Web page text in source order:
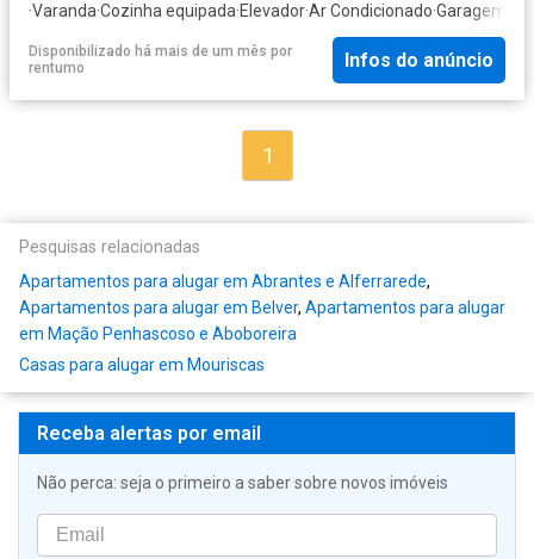
·Varanda·Cozinha equipada·Elevador·Ar Condicionado·Garagem
Disponibilizado há mais de um mês por
rentumo
Infos do anúncio
1
Pesquisas relacionadas
Apartamentos para alugar em Abrantes e Alferrarede,
Apartamentos para alugar em Belver, Apartamentos para alugar
em Mação Penhascoso e Aboboreira
Casas para alugar em Mouriscas
Receba alertas por email
Não perca: seja o primeiro a saber sobre novos imóveis